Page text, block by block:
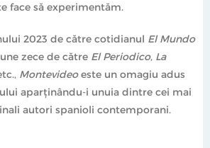
face să experimentăm.
2023 de către cotidianul El Mundo
zece de către El Periodico, La
Montevideoeste un omagiu adus
aparținându-i unuia dintre cei mai
autori spanioli contemporani.